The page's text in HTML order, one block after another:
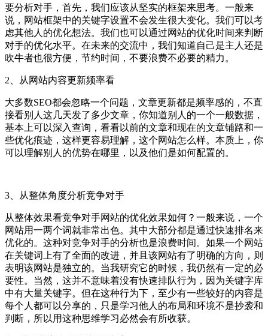
要分析对手，首先，我们应该从坚实的框架来思考。一般来
说，网站框架中的关键字设置不会发生很大变化。我们可以考
虑其他人的优化想法。我们也可以通过网站的优化时间来判断
对手的优化水平。在未来的交流中，我们知道自己是主人还是
吹牛者也很方便，节约时间，不要浪费不必要的精力。
2、从网站内容更新频率看
大多数SEO都会忽略一个问题，文章更新都是频率感的，不直
接看别人这几天发了多少文章，你知道别人的一个一般数据，
基本上可以深入查询，看看以前的文章和现在的文章铺路和一
些优化痕迹，这样更容易理解，这个网站怎么样。本质上，你
可以理解别人的优势在哪里，以及他们是如何配置的。
3、从整体角度分析竞争对手
从整体效果看竞争对手网站的优化效果如何？一般来说，一个
网站用一两个词就非常出色。其中大部分都是通过快速排名来
优化的。这种对竞争对手的分析也是浪费时间。如果一个网站
在关键词上有了全面的改进，并且该网站有了明确的方向，则
表明该网站是独立的。当我研究它的时候，我仍然有一定的必
要性。当然，这并不意味着没有快速排队行为，因为关键字库
中有大量关键字。但在这种行为下，至少有一些较好的内容是
每个人都可以分享的，只是学习他人的布局和环境不是抄袭和
判断，所以用这种思维学习必然会有所收获。